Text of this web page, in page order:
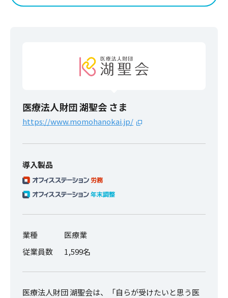
医療法人財団 湖聖会 さま
https://www.momohanokai.jp/
導入製品
業種
医療業
従業員数
1,599名
医療法人財団 湖聖会は、「自らが受けたいと思う医